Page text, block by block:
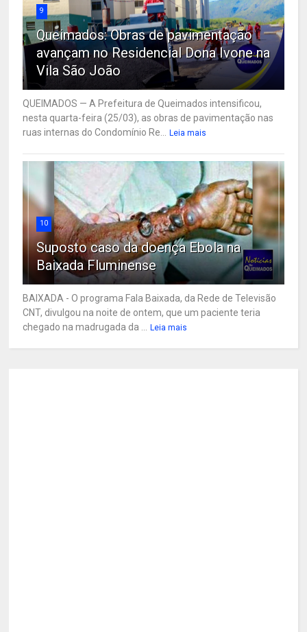
9
Queimados: Obras de pavimentação
avançam no Residencial Dona Ivone na
Vila São João
QUEIMADOS — A Prefeitura de Queimados intensificou,
nesta quarta-feira (25/03), as obras de pavimentação nas
ruas internas do Condomínio Re...
Leia mais
10
Suposto caso da doença Ebola na
Baixada Fluminense
BAIXADA - O programa Fala Baixada, da Rede de Televisão
CNT, divulgou na noite de ontem, que um paciente teria
chegado na madrugada da ...
Leia mais